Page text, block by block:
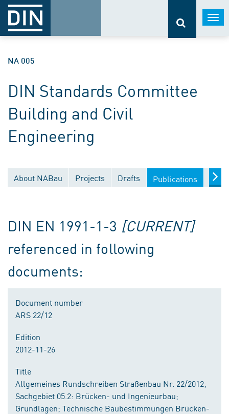
NA 005
DIN Standards Committee
Building and Civil
Engineering
About NABau Projects Drafts Publications
DIN EN 1991-1-3 [CURRENT]
referenced in following
documents:
Document number
ARS 22/12
Edition
2012-11-26
Title
Allgemeines Rundschreiben Straßenbau Nr. 22/2012;
Sachgebiet 05.2: Brücken- und Ingenieurbau;
Grundlagen; Technische Baubestimmungen Brücken-